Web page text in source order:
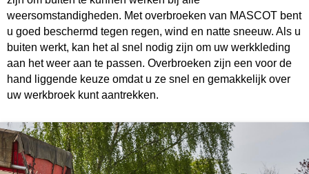
weersomstandigheden. Met overbroeken van MASCOT bent
u goed beschermd tegen regen, wind en natte sneeuw. Als u
buiten werkt, kan het al snel nodig zijn om uw werkkleding
aan het weer aan te passen. Overbroeken zijn een voor de
hand liggende keuze omdat u ze snel en gemakkelijk over
uw werkbroek kunt aantrekken.